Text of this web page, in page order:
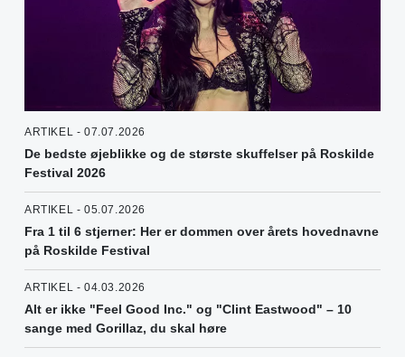
ARTIKEL - 07.07.2026
De bedste øjeblikke og de største skuffelser på Roskilde
Festival 2026
ARTIKEL - 05.07.2026
Fra 1 til 6 stjerner: Her er dommen over årets hovednavne
på Roskilde Festival
ARTIKEL - 04.03.2026
Alt er ikke "Feel Good Inc." og "Clint Eastwood" – 10
sange med Gorillaz, du skal høre